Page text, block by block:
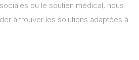
ou le soutien médical, nous
à trouver les solutions adaptées à